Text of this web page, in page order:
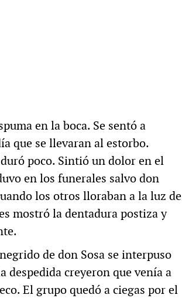
en la boca. Se sentó a
que se llevaran al estorbo.
poco. Sintió un dolor en el
en los funerales salvo don
los otros lloraban a la luz de
mostró la dentadura postiza y
de don Sosa se interpuso
despedida creyeron que venía a
El grupo quedó a ciegas por el